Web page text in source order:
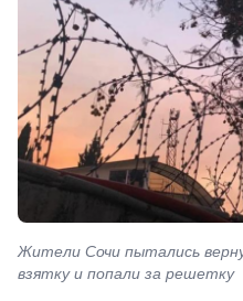
Жители Сочи пытались
взятку и попали за решетку